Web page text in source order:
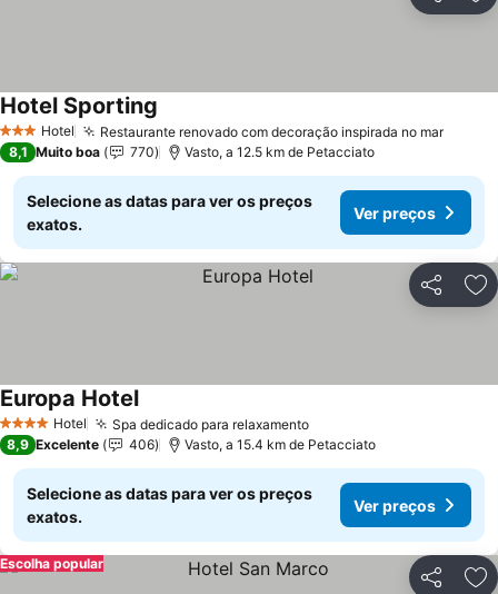
3 EstrelasHotel Restaurante renovado com decoração inspirada no marVer
Hotel Sporting
8,1 Muito boa 770 Vasto, a 12.5 km de Petacciato
Selecione as datas para ver os preços
exatos.
Ver preços
Partilhar
4 EstrelasHotel Spa dedicado para relaxamentoVer preços
Europa HotelVer preços
8,9 Excelente 406 Vasto, a 15.4 km de Petacciato
Selecione as datas para ver os preços
exatos.
Ver preços
Partilhar
Escolha popular